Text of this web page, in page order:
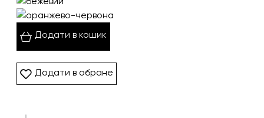
Додати в кошик
Додати в обране